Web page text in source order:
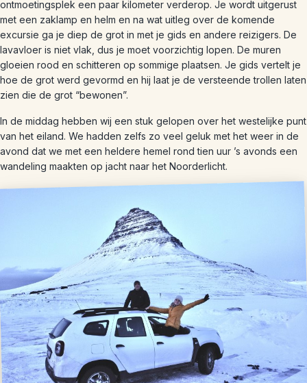
ontmoetingsplek een paar kilometer verderop. Je wordt uitgerust
met een zaklamp en helm en na wat uitleg over de komende
excursie ga je diep de grot in met je gids en andere reizigers. De
lavavloer is niet vlak, dus je moet voorzichtig lopen. De muren
gloeien rood en schitteren op sommige plaatsen. Je gids vertelt je
hoe de grot werd gevormd en hij laat je de versteende trollen laten
zien die de grot “bewonen”.
In de middag hebben wij een stuk gelopen over het westelijke punt
van het eiland. We hadden zelfs zo veel geluk met het weer in de
avond dat we met een heldere hemel rond tien uur ’s avonds een
wandeling maakten op jacht naar het Noorderlicht.